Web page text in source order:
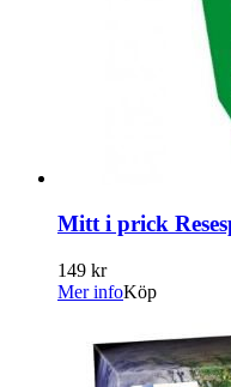
Mitt i prick
149 kr
Mer infoKöp